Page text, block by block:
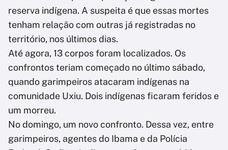
reserva indígena. A suspeita é que essas mortes
tenham relação com outras já registradas no
território, nos últimos dias.
Até agora, 13 corpos foram localizados. Os
confrontos teriam começado no último sábado,
quando garimpeiros atacaram indígenas na
comunidade Uxiu. Dois indígenas ficaram feridos e
um morreu.
No domingo, um novo confronto. Dessa vez, entre
garimpeiros, agentes do Ibama e da Polícia